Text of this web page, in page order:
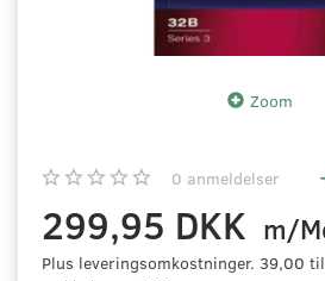
Zoom
0 anmeldelser
299,95 DKK m/
Plus leveringsomkostninger. 39,00